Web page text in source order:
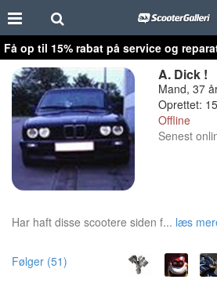
Få op til 15% rabat på service og
A. Dick !
Mand, 37
Oprettet:
Offline
Senest
Har haft disse scootere siden f... læs
Følger (51)